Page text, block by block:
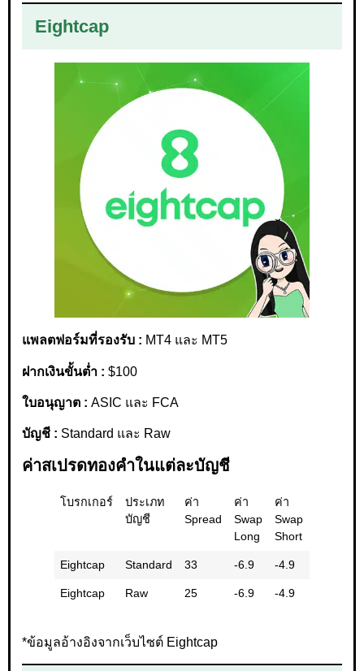
Eightcap
แพลตฟอร์มที่รองรับ : MT4 และ MT5
ฝากเงินขั้นต่ำ : $100
ใบอนุญาต : ASIC และ FCA
บัญชี : Standard และ Raw
ค่าสเปรดทองคำในแต่ละบัญชี
โบรกเกอร์
ประเภท
บัญชี
ค่า
Spread
ค่า
Swap
Long
ค่า
Swap
Short
Eightcap Standard 33 -6.9 -4.9
Eightcap Raw 25 -6.9 -4.9
*ข้อมูลอ้างอิงจากเว็บไซต์ Eightcap